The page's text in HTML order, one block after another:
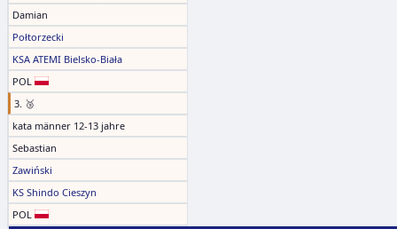
Damian
Połtorzecki
KSA ATEMI Bielsko-Biała
POL
3. 🥉
kata männer 12-13 jahre
Sebastian
Zawiński
KS Shindo Cieszyn
POL